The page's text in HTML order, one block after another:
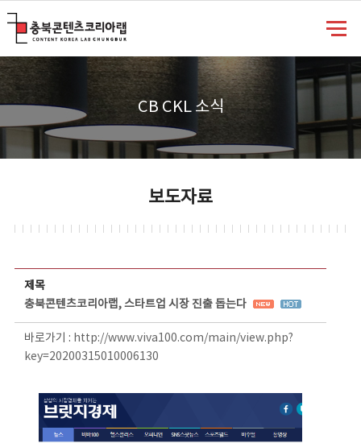
CB CKL 소식
보도자료
제목
충북콘텐츠코리아랩, 스타트업 시장 진출 돕는다
바로가기 : http://www.viva100.com/main/view.php?
key=20200315010006130